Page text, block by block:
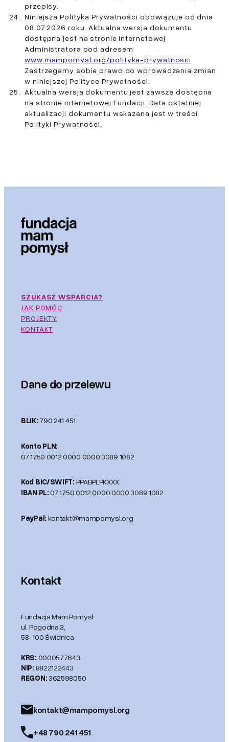
przepisy.
Niniejsza Polityka Prywatności obowiązuje od dnia
08.07.2026 roku. Aktualna wersja dokumentu
dostępna jest na stronie internetowej
Administratora pod adresem
www.mampomysl.org/polityka-prywatnosci
Zastrzegamy sobie prawo do wprowadzania zmian
w niniejszej Polityce Prywatności.
Aktualna wersja dokumentu jest zawsze dostępna
na stronie internetowej Fundacji. Data ostatniej
aktualizacji dokumentu wskazana jest w treści
Polityki Prywatności.
SZUKASZ WSPARCIA?
JAK POMÓC
PROJEKTY
KONTAKT
Kontakt
Fundacja Mam Pomysł
ul. Pogodna 3,
58-100 Świdnica
KRS: 0000577643
NIP: 8822122443
REGON:362598050
kontakt@mampomysl.org
+48 790 241 451
Dane do przelewu
BLIK:790 241 451
Konto PLN:
07 1750 0012 0000 0000 3089 1082
Kod BIC/SWIFT: PPABPLPKXXX
IBAN PL:07 1750 0012 0000 0000 3089 1082
PayPal: kontakt@mampomysl.org